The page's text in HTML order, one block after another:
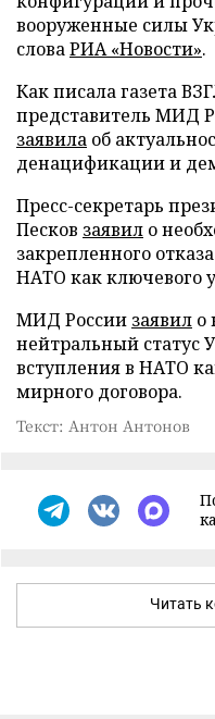
вооруженные силы
словаРИА «Новости».
Как писала газета
представитель МИД
заявила об
денацификации и
Пресс-секретарь
Песков заявил о
закрепленного
НАТО как ключевого
МИД России заявил о
нейтральный статус
вступления в НАТО
мирного договора.
Текст: Антон Антонов
Читать